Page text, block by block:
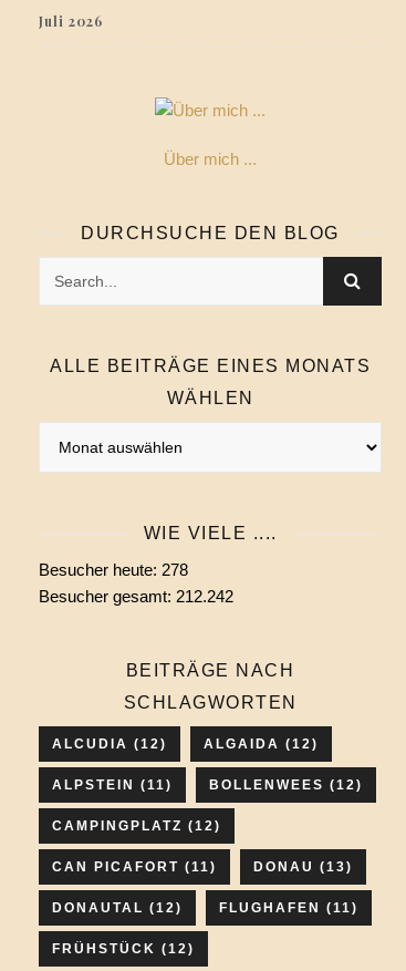
Juli 2026
Über mich ...
DURCHSUCHE DEN BLOG
ALLE BEITRÄGE EINES MONATS
WÄHLEN
wählen
WIE VIELE ....
Besucher heute: 278
Besucher gesamt: 212.242
BEITRÄGE NACH
SCHLAGWORTEN
ALCUDIA (12) ALGAIDA (12)
ALPSTEIN (11) BOLLENWEES (12)
CAMPINGPLATZ (12)
CAN PICAFORT (11) DONAU (13)
DONAUTAL (12) FLUGHAFEN (11)
FRÜHSTÜCK (12)